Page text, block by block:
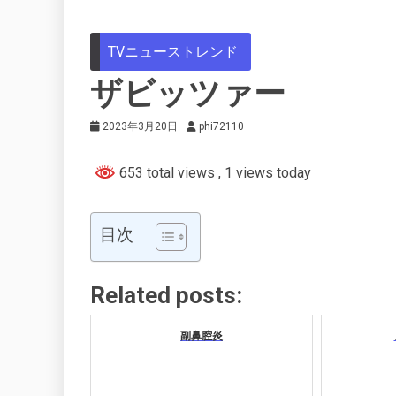
TVニューストレンド
ザビッツァー
2023年3月20日 phi72110
653 total views , 1 views today
目次
Related posts:
副鼻腔炎